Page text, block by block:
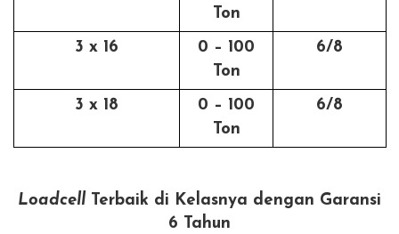
Ton
3 x 16
0 – 100
Ton
6/8
3 x 18
0 – 100
Ton
6/8
Loadcell Terbaik di Kelasnya dengan Garansi
6 Tahun